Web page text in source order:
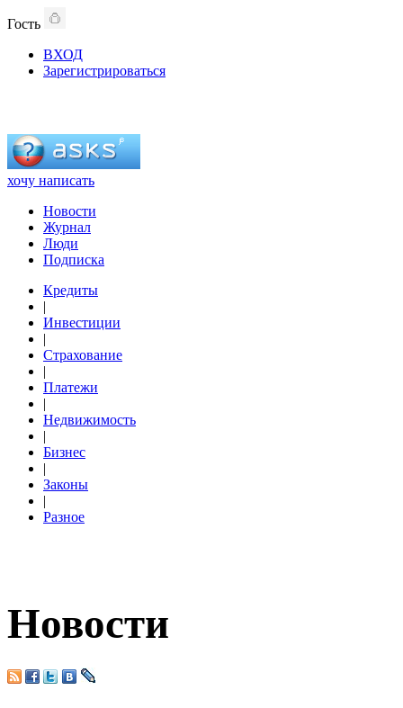
Гость
ВХОД
Зарегистрироваться
хочу написать
Новости
Журнал
Люди
Подписка
Кредиты
|
Инвестиции
|
Страхование
|
Платежи
|
Недвижимость
|
Бизнес
|
Законы
|
Разное
Новости